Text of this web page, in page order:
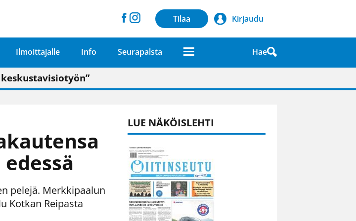
Tilaa Kirjaudu
Ilmoittajalle Info Seurapalsta Hae
parempana painojäljen laatuna lehdessä
kuin kaupungissa"
pelejä. Merkkipaalun
Kotkan Reipasta
LUE NÄKÖISLEHTI